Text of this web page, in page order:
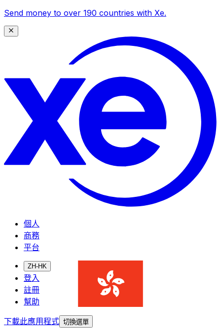
Send money to over 190 countries with Xe.
個人
商務
平台
ZH-HK
登入
註冊
幫助
下載此應用程式 切換選單